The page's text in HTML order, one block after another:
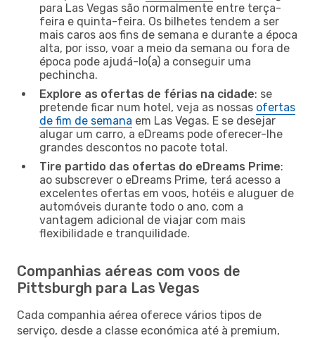
para Las Vegas são normalmente entre terça-
feira e quinta-feira. Os bilhetes tendem a ser
mais caros aos fins de semana e durante a época
alta, por isso, voar a meio da semana ou fora de
época pode ajudá-lo(a) a conseguir uma
pechincha.
Explore as ofertas de férias na cidade: se
pretende ficar num hotel, veja as nossas ofertas
de fim de semana em Las Vegas. E se desejar
alugar um carro, a eDreams pode oferecer-lhe
grandes descontos no pacote total.
Tire partido das ofertas do eDreams Prime:
ao subscrever o eDreams Prime, terá acesso a
excelentes ofertas em voos, hotéis e aluguer de
automóveis durante todo o ano, com a
vantagem adicional de viajar com mais
flexibilidade e tranquilidade.
Companhias aéreas com voos de
Pittsburgh para Las Vegas
Cada companhia aérea oferece vários tipos de
serviço, desde a classe económica até à premium,